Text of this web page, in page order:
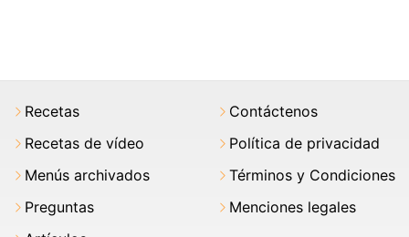
Recetas
Recetas de vídeo
Menús archivados
Preguntas
Contáctenos
Política de privacidad
Términos y Condiciones
Menciones legales